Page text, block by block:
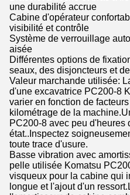
une durabilité accrue
Cabine d'opérateur
visibilité et contrôle
Système de verrouillage
aisée
Différentes options de
seaux, des disjoncteurs et
Valeur marchande utilisée:
d'une excavatrice PC200-8
varier en fonction de
kilométrage de la
PC200-8 avec peu d'heures
état..Inspectez
toute trace d'usure.
Basse vibration avec
pelle utilisée Komatsu
visqueux pour la cabine qui
longue et l'ajout d'un